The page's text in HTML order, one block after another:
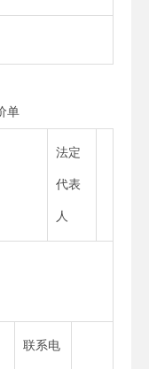
法定
代表
人
联系电